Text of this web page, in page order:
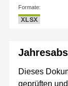
Formate:
XLSX
Dieses
geprüften